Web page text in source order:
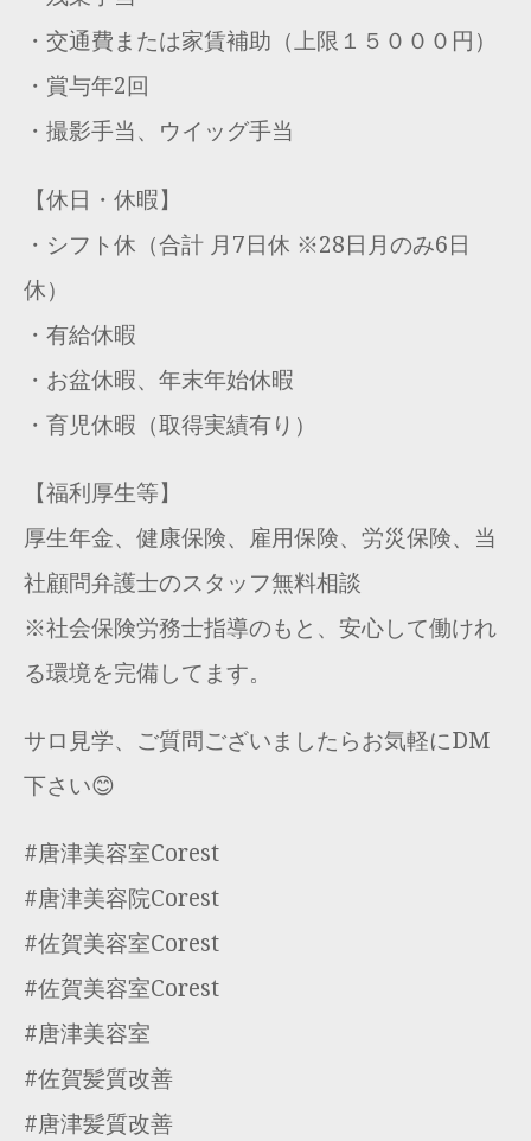
・交通費または家賃補助（上限１５０００円）
・賞与年2回
・撮影手当、ウイッグ手当
【休日・休暇】
・シフト休（合計 月7日休 ※28日月のみ6日
休）
・有給休暇
・お盆休暇、年末年始休暇
・育児休暇（取得実績有り）
【福利厚生等】
厚生年金、健康保険、雇用保険、労災保険、当
社顧問弁護士のスタッフ無料相談
※社会保険労務士指導のもと、安心して働けれ
る環境を完備してます。
サロ見学、ご質問ございましたらお気軽にDM
下さい😊
#唐津美容室Corest
#唐津美容院Corest
#佐賀美容室Corest
#佐賀美容室Corest
#唐津美容室
#佐賀髪質改善
#唐津髪質改善